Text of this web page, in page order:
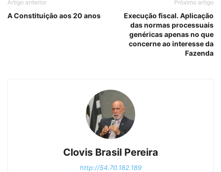
Artigo anterior
A Constituição aos 20 anos
Próximo artigo
Execução fiscal. Aplicação
das normas processuais
genéricas apenas no que
concerne ao interesse da
Fazenda
Clovis Brasil Pereira
http://54.70.182.189